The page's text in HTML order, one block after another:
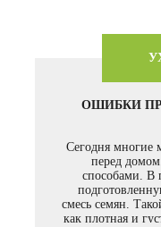
ОШИБКИ
Сегодня многие
перед
способами. В
смесь семян.
как плотная и